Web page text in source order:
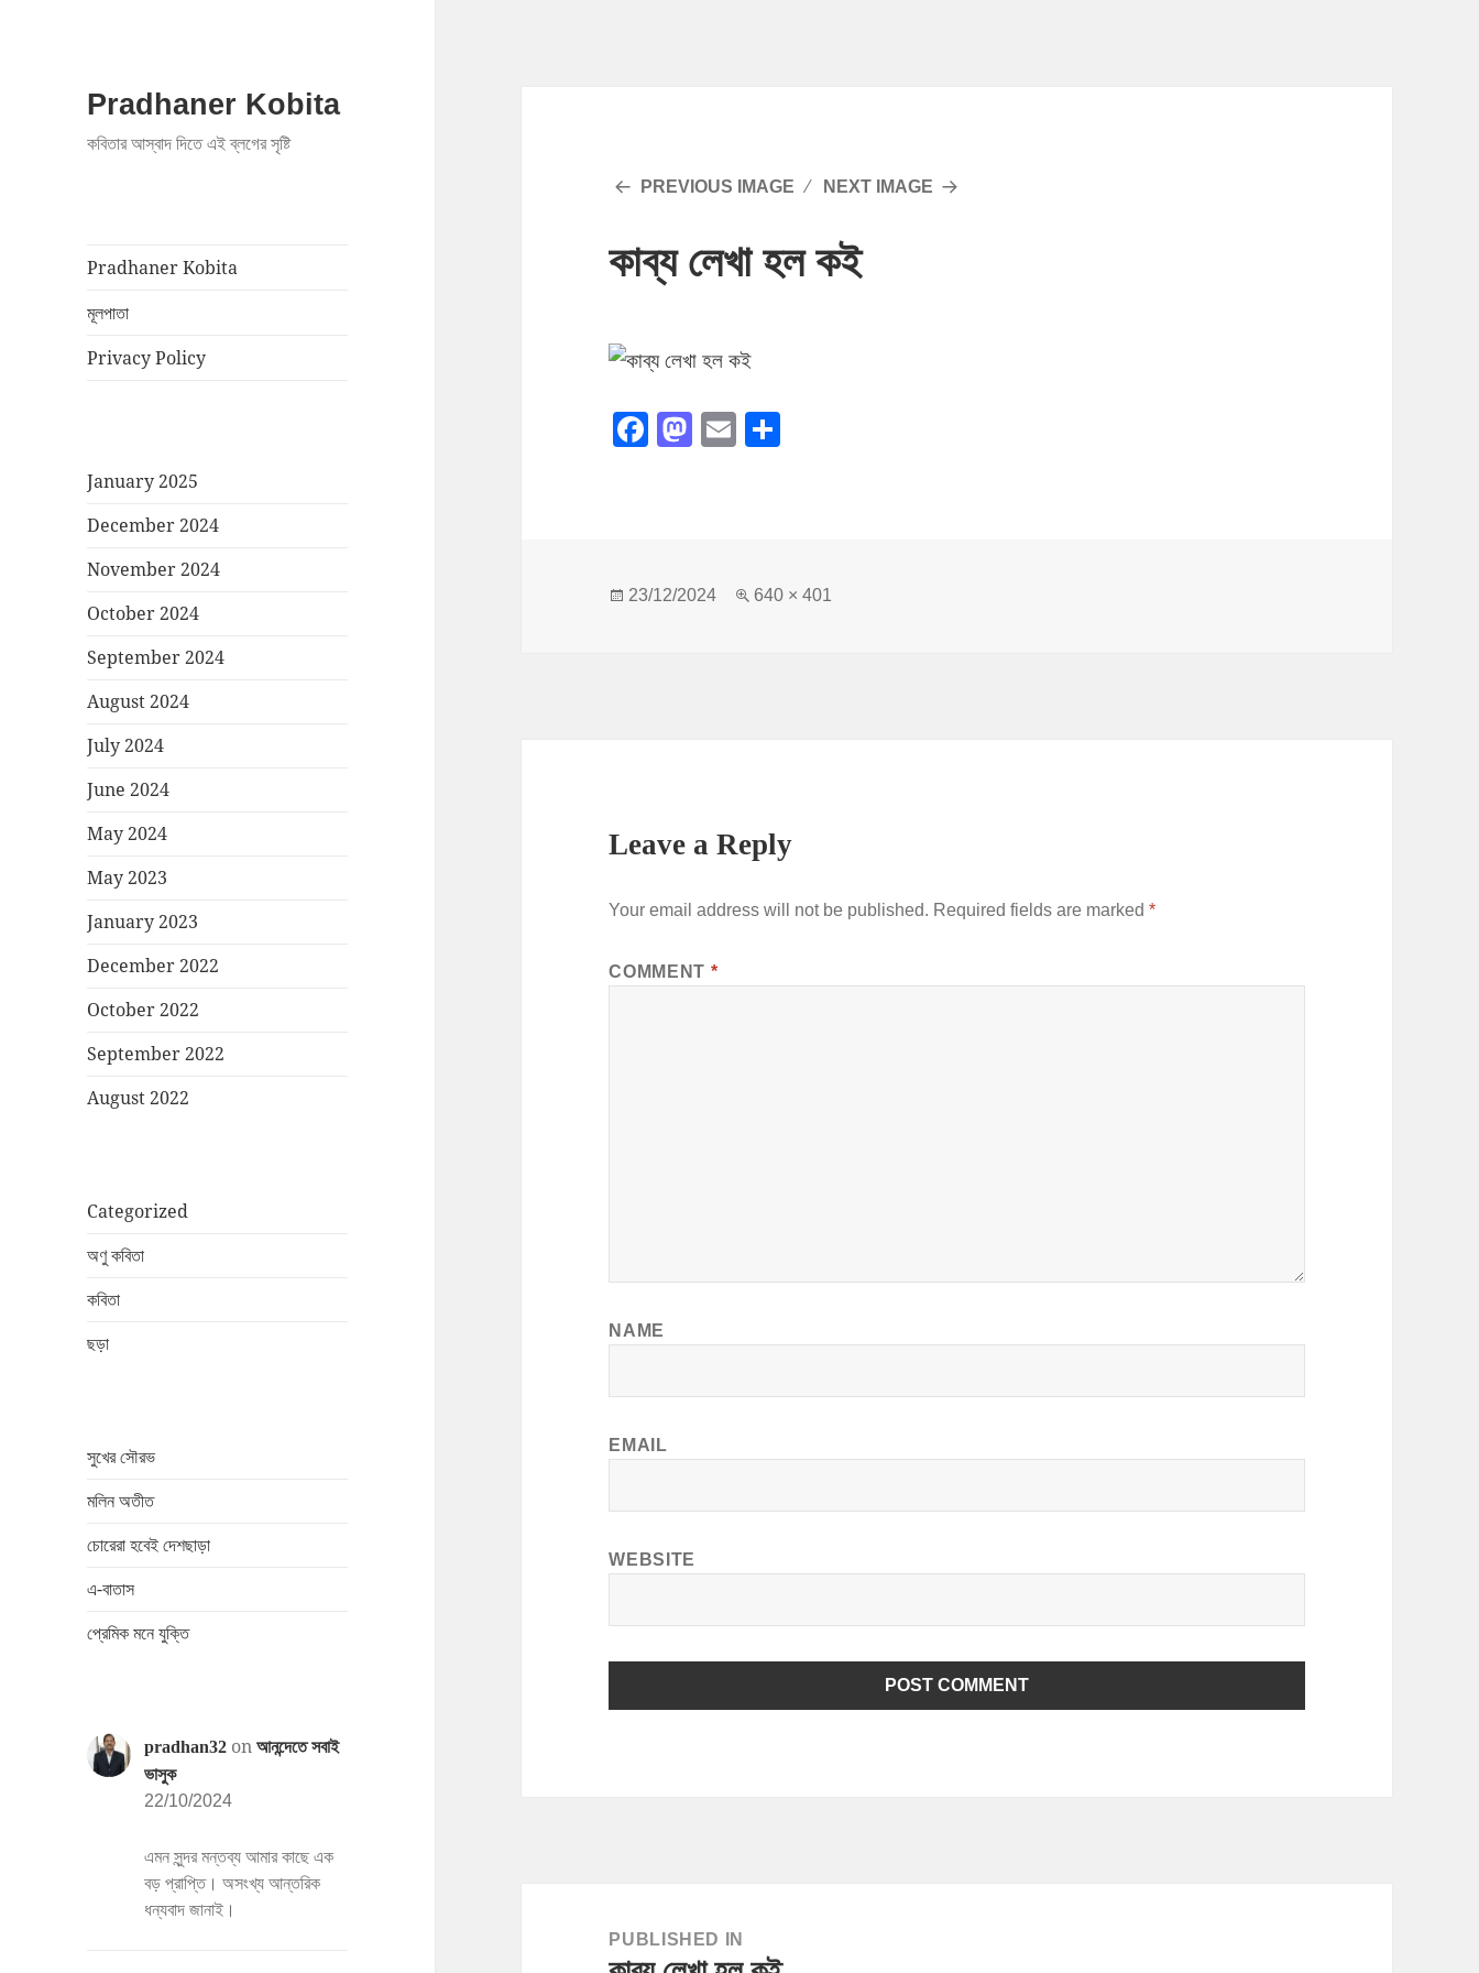
Pradhaner Kobita
কবিতার আস্বাদ দিতে এই ব্লগের সৃষ্টি
Pradhaner Kobita
মূলপাতা
Privacy Policy
January 2025
December 2024
November 2024
October 2024
September 2024
August 2024
July 2024
June 2024
May 2024
May 2023
January 2023
December 2022
October 2022
September 2022
August 2022
Categorized
অণু কবিতা
কবিতা
ছড়া
সুখের সৌরভ
মলিন অতীত
চোরেরা হবেই দেশছাড়া
এ-বাতাস
প্রেমিক মনে যুক্তি
pradhan32 onআনন্দেতে সবাই
ভাসুক
22/10/2024
এমন সুন্দর মন্তব্য আমার কাছে এক
বড় প্রাপ্তি। অসংখ্য আন্তরিক
ধন্যবাদ জানাই।
PREVIOUS IMAGE NEXT IMAGE
কাব্য লেখা হল কই
F
o
M
n
E
Posted
23/12/2024
Full
640 × 401
Leave a Reply
Your email address will not be published. Required fields are marked*
COMMENT *
NAME
EMAIL
WEBSITE
navigationPUBLISHED IN